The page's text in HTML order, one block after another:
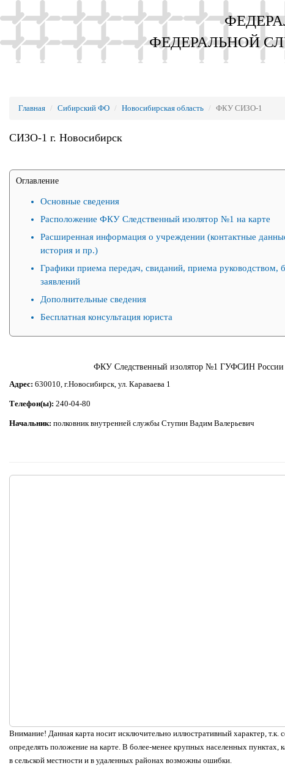
ФЕДЕРАЛЬНОЙ
Главная Сибирский ФО Новосибирская область ФКУ СИЗО-1
СИЗО-1 г. Новосибирск
Оглавление
Основные сведения
Расположение ФКУ Следственный изолятор №1 на карте
Расширенная информация о учреждении (контактные
история и пр.)
Графики приема передач, свиданий, приема руководством,
заявлений
Дополнительные сведения
Бесплатная консультация юриста
ФКУ Следственный изолятор №1 ГУФСИН России
Адрес: 630010, г.Новосибирск, ул. Караваева 1
Телефон(ы): 240-04-80
Начальник: полковник внутренней службы Ступин Вадим Валерьевич
Внимание! Данная карта носит исключительно иллюстративный характер, т.к.
определять положение на карте. В более-менее крупных населенных пунктах,
в сельской местности и в удаленных районах возможны ошибки.